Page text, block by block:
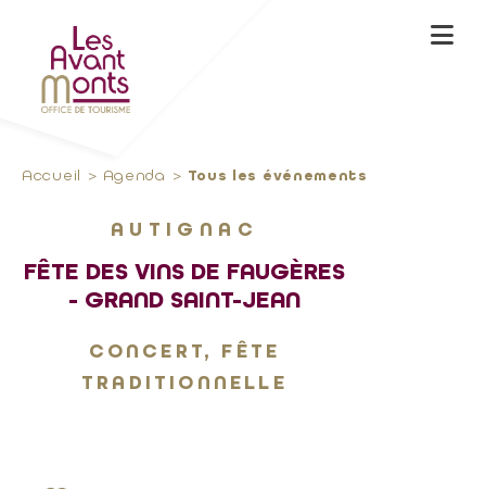
Accueil Agenda Tous les événements
AUTIGNAC
FÊTE DES VINS DE FAUGÈRES
- GRAND SAINT-JEAN
CONCERT, FÊTE
TRADITIONNELLE